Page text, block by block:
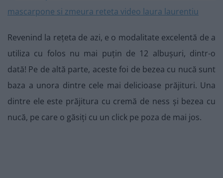
Revenind la rețeta de azi, e o modalitate excelentă de a
utiliza cu folos nu mai puțin de 12 albușuri, dintr-o
dată! Pe de altă parte, aceste foi de bezea cu nucă sunt
baza a unora dintre cele mai delicioase prăjituri. Una
dintre ele este prăjitura cu cremă de ness și bezea cu
nucă, pe care o găsiți cu un click pe poza de mai jos.